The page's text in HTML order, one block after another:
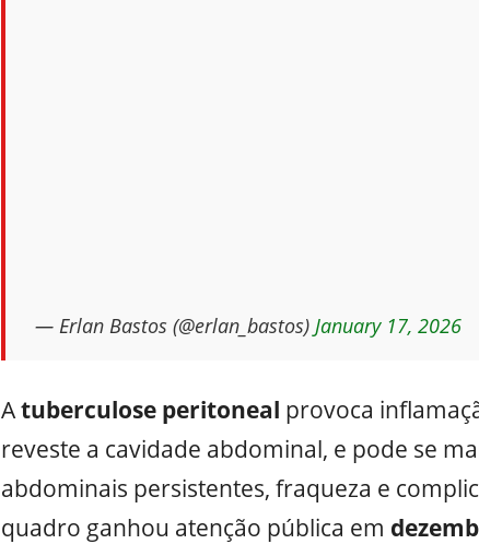
— Erlan Bastos (@erlan_bastos) January 17, 2026
Atuberculose peritoneal provoca
reveste a cavidade abdominal, e pode se
abdominais persistentes, fraqueza e
quadro ganhou atenção pública em